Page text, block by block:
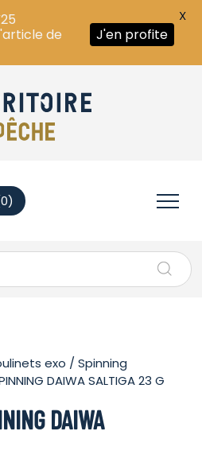
exo /Spinning
DAIWA SALTIGA 23 G
DAIWA
de
J'en profite
X